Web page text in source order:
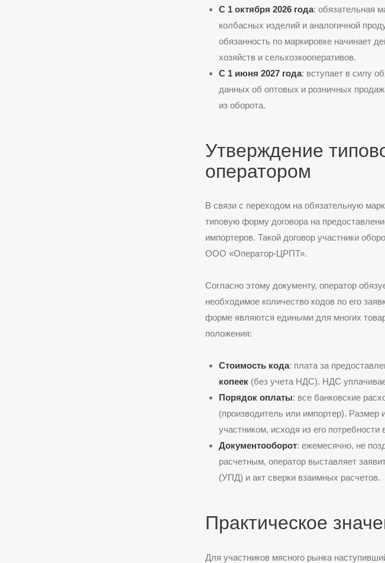
С 1 октября 2026 года: обязательная
колбасных изделий и аналогичной
обязанность по маркировке начинает
хозяйств и сельхозкооперативов.
С 1 июня 2027 года: вступает в силу
данных об оптовых и розничных
из оборота.
Утверждение
оператором
В связи с переходом на обязательную
типовую форму договора на
импортеров. Такой договор участники
ООО «Оператор-ЦРПТ».
Согласно этому документу, оператор
необходимое количество кодов по его
форме являются едиными для многих
положения:
Стоимость кода: плата за
копеек(без учета НДС). НДС
Порядок оплаты: все банковские
(производитель или импортер). Размер
участником, исходя из его потребности
Документооборот: ежемесячно, не
расчетным, оператор выставляет
(УПД) и акт сверки взаимных расчетов.
Практическое
Для участников мясного рынка